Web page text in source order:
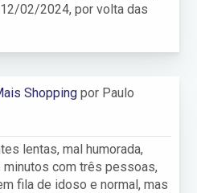
02/2024, por volta das
Shopping por Paulo
lentas, mal humorada,
minutos com três pessoas,
fila de idoso e normal, mas